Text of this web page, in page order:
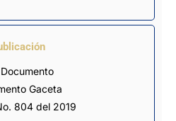
Gaceta
804 del 2019